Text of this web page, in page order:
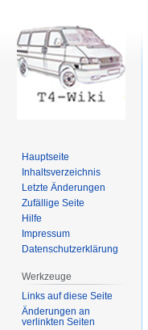
Hauptseite
Inhaltsverzeichnis
Letzte Änderungen
Zufällige Seite
Hilfe
Impressum
Datenschutzerklärung
Werkzeuge
Links auf diese Seite
Änderungen an
verlinkten Seiten